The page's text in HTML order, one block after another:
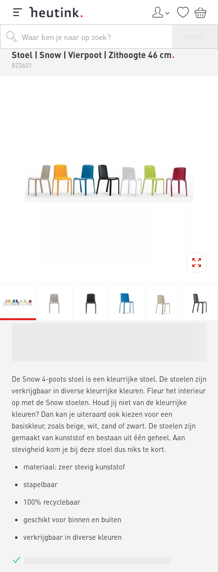
Stoel | Snow | Vierpoot | Zithoogte 46 cm
823601
De Snow 4-poots stoel is een kleurrijke stoel. De stoelen zijn
verkrijgbaar in diverse kleurrijke kleuren. Fleur het interieur
op met de Snow stoelen. Houd jij niet van de kleurrijke
kleuren? Dan kan je uiteraard ook kiezen voor een
basiskleur, zoals beige, wit, zand of zwart. De stoelen zijn
gemaakt van kunststof en bestaan uit één geheel. Aan
stevigheid kom je bij deze stoel dus niks te kort.
materiaal: zeer stevig kunststof
stapelbaar
100% recyclebaar
geschikt voor binnen en buiten
verkrijgbaar in diverse kleuren